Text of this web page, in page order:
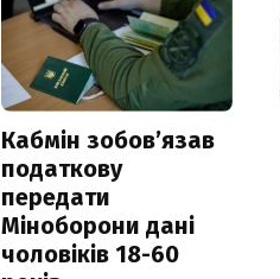
Кабмін зобовʼязав
податкову
передати
Міноборони дані
чоловіків 18-60